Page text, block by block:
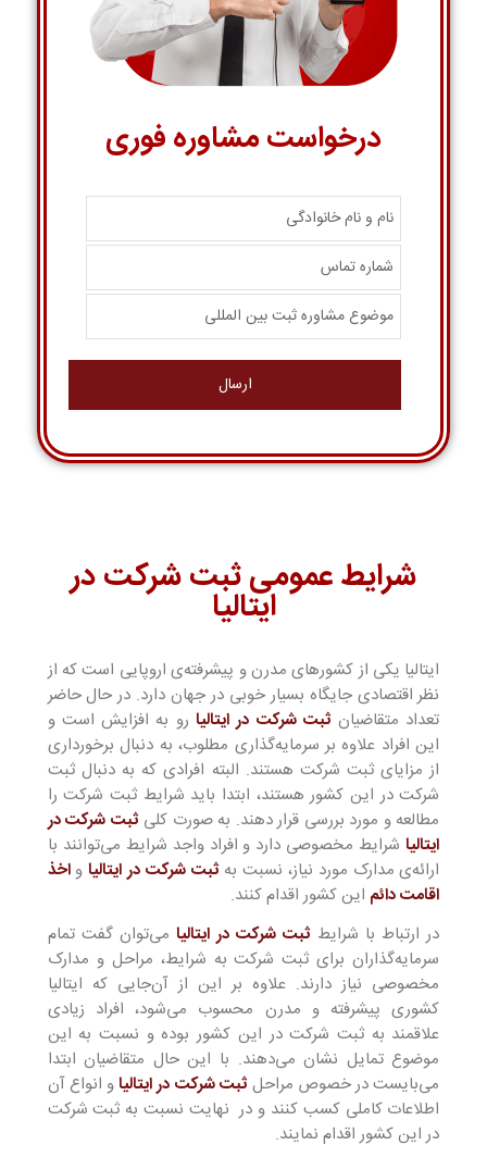
درخواست مشاوره فوری
شرایط عمومی ثبت شرکت در
ایتالیا
ایتالیا یکی از کشورهای مدرن و پیشرفته‌ی اروپایی است که از
نظر اقتصادی جایگاه بسیار خوبی در جهان دارد. در حال حاضر
تعداد متقاضیان ثبت شرکت در ایتالیارو به افزایش است و
این افراد علاوه بر سرمایه‌گذاری مطلوب، به دنبال برخورداری
از مزایای ثبت شرکت هستند. البته افرادی که به دنبال ثبت
شرکت در این کشور هستند، ابتدا باید شرایط ثبت شرکت را
مطالعه و مورد بررسی قرار دهند. به صورت کلی ثبت شرکت در
ایتالیاشرایط مخصوصی دارد و افراد واجد شرایط می‌توانند با
ارائه‌ی مدارک مورد نیاز، نسبت به ثبت شرکت در ایتالیاواخذ
اقامت دائم این کشور اقدام کنند.
در ارتباط با شرایط ثبت شرکت در ایتالیا می‌توان گفت تمام
سرمایه‌گذاران برای ثبت شرکت به شرایط، مراحل و مدارک
مخصوصی نیاز دارند. علاوه بر این از آن‌جایی که ایتالیا
کشوری پیشرفته و مدرن محسوب می‌شود، افراد زیادی
علاقمند به ثبت شرکت در این کشور بوده و نسبت به این
موضوع تمایل نشان می‌دهند. با این حال متقاضیان ابتدا
می‌بایست در خصوص مراحل ثبت شرکت در ایتالیاو انواع آن
اطلاعات کاملی کسب کنند و در نهایت نسبت به ثبت شرکت
در این کشور اقدام نمایند.